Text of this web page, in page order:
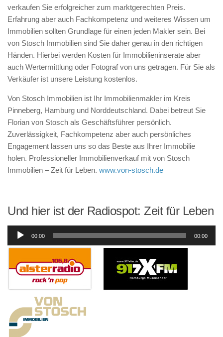
verkaufen Sie erfolgreicher zum marktgerechten Preis.
Erfahrung aber auch Fachkompetenz und weiteres Wissen um
Immobilien sollten Grundlage für einen jeden Makler sein. Bei
von Stosch Immobilien sind Sie daher genau in den richtigen
Händen. Hierbei werden Kosten für Immobilieninserate aber
auch Wertermittlung oder Fotograf von uns getragen. Für Sie als
Verkäufer ist unsere Leistung kostenlos.
Von Stosch Immobilien ist Ihr Immobilienmakler im Kreis
Pinneberg, Hamburg und Norddeutschland. Dabei betreut Sie
Florian von Stosch als Geschäftsführer persönlich.
Zuverlässigkeit, Fachkompetenz aber auch persönliches
Engagement lassen uns so das Beste aus Ihrer Immobilie
holen. Professioneller Immobilienverkauf mit von Stosch
Immobilien – Zeit für Leben. www.von-stosch.de
Und hier ist der Radiospot: Zeit für Leben
Audio-
00:00 00:00